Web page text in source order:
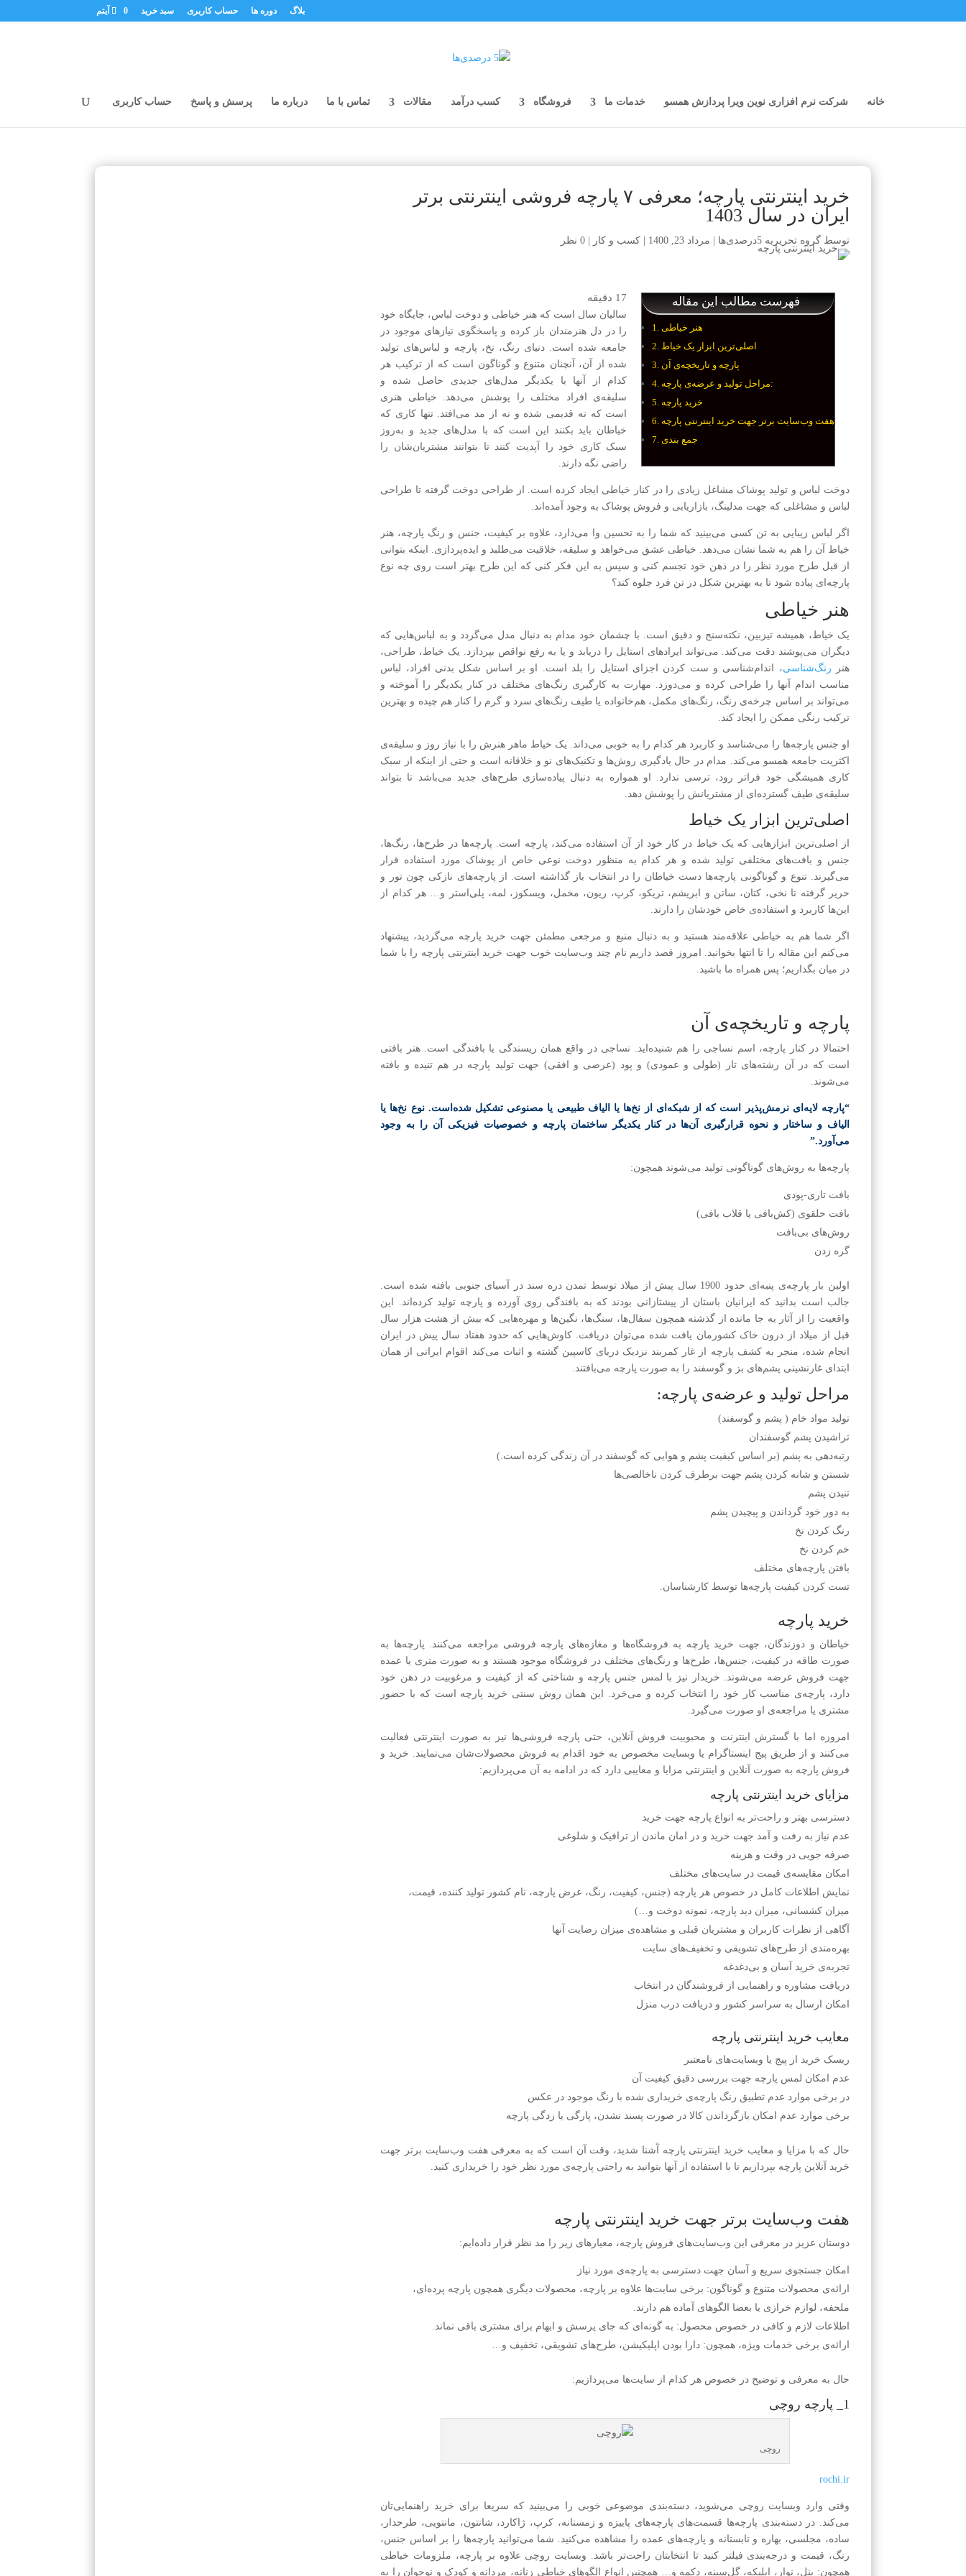
بلاگ دوره ها حساب کاربری سبد خرید 0 آیتم
خانه شرکت نرم افزاری نوین ویرا پردازش همسو خدمات ما فروشگاه کسب درآمد مقالات تماس با ما درباره ما پرسش و پاسخ حساب کاربری
خرید اینترنتی پارچه؛ معرفی ۷ پارچه فروشی اینترنتی برتر
ایران در سال 1403
توسطگروه تحریریه 5درصدی‌ها مرداد 23, 1400 |کسب و کار |0 نظر
فهرست مطالب این مقاله
هنر خیاطی
اصلی‌ترین ابزار یک خیاط
پارچه و تاریخچه‌ی آن
مراحل تولید و عرضه‌ی پارچه:
خرید پارچه
هفت وب‌سایت برتر جهت خرید اینترنتی پارچه
جمع بندی
17 دقیقه
سالیان سال است که هنر خیاطی و دوخت لباس، جایگاه خود
را در دل هنرمندان باز کرده و پاسخگوی نیازهای موجود در
جامعه شده است. دنیای رنگ، نخ، پارچه و لباس‌های تولید
شده از آن، آنچنان متنوع و گوناگون است که از ترکیب هر
کدام از آنها با یکدیگر مدل‌های جدیدی حاصل شده و
سلیقه‌ی افراد مختلف را پوشش می‌دهد. خیاطی هنری
است که نه قدیمی شده و نه از مد می‌افتد. تنها کاری که
خیا‌طان باید بکنند این است که با مدل‌های جدید و به‌روز
سبک‌ کاری خود را آپد‌یت کنند تا بتوانند مشتریان‌شان را
راضی نگه دارند.
دوخت لباس و تولید پوشاک مشاغل زیادی را در کنار خیاطی ایجاد کرده است. از طراحی دوخت گرفته تا طراحی
لباس و مشاغلی که جهت مد‌لینگ، بازاریابی و فروش پوشاک به وجود آمده‌اند.
اگر لباس زیبایی به تن کسی می‌بینید که شما را به تحسین وا می‌دارد، علاوه بر کیفیت، جنس و رنگ پارچه، هنر
خیاط آن را هم به شما نشان می‌دهد. خیاطی عشق می‌خواهد و سلیقه، خلاقیت می‌طلبد و ایده‌پردازی. اینکه بتوانی
از قبل طرح مورد نظر را در ذهن خود تجسم کنی و سپس به این فکر کنی که این طرح بهتر است روی چه نوع
پارچه‌ای پیاده شود تا به بهترین شکل در تن فرد جلوه کند؟
هنر خیاطی
یک خیاط، همیشه تیز‌بین، نکته‌سنج و دقیق است. با چشمان خود مدام به دنبال مدل می‌گردد و به لباس‌هایی که
دیگران می‌پوشند دقت می‌کند. می‌تواند ایراد‌های استا‌یل را دریابد و یا به رفع نواقص بپردازد. یک خیاط، طراحی،
هنر
رنگ‌شناسی، اندام‌شناسی و ست کردن اجزای استا‌یل را بلد است. او بر اساس شکل بدنی افراد، لباس
مناسب اندام آنها را طراحی کرده و می‌دوزد. مهارت به کار‌گیری رنگ‌های مختلف در کنار یکدیگر را آموخته و
می‌تواند بر اساس چرخه‌ی رنگ، رنگ‌های مکمل، هم‌خانواده یا طیف رنگ‌های سرد و گرم را کنار هم چیده و بهترین
ترکیب رنگی ممکن را ایجاد کند.
او جنس پارچه‌ها را می‌شناسد و کاربرد هر کدام را به خوبی می‌داند. یک خیاط ماهر هنرش را با نیاز روز و سلیقه‌ی
اکثریت جامعه همسو می‌کند. مدام در حال یادگیری روش‌ها و تکنیک‌های نو و خلاقانه است و حتی از اینکه از سبک
کاری همیشگی خود فراتر رود، ترسی ندارد. او همواره به دنبال پیاده‌سازی طرح‌های جدید می‌باشد تا بتواند
سلیقه‌ی طیف گسترده‌ای از مشتریانش را پوشش دهد.
اصلی‌ترین ابزار یک خیاط
از اصلی‌ترین ابزارهایی که یک خیاط در کار خود از آن استفاده می‌کند، پارچه است. پارچه‌ها در طرح‌ها، رنگ‌ها،
جنس و بافت‌های مختلفی تولید شده و هر کدام به منظور دوخت نوعی خاص از پوشاک مورد استفاده قرار
می‌گیرند. تنوع و گوناگونی پارچه‌ها دست خیا‌طان را در انتخاب باز گذاشته است. از پارچه‌های نازکی چون تور و
حریر گرفته تا نخی، کتان، ساتن و ابریشم، تریکو، کرپ، ریون، مخمل، ویسکوز، لمه، پلی‌استر و… هر کدام از
این‌ها کاربرد و استفاده‌ی خاص خودشان را دارند.
اگر شما هم به خیاطی علاقه‌مند هستید و به دنبال منبع و مرجعی مطمئن جهت خرید پارچه می‌گردید، پیشنهاد
می‌کنم این مقاله را تا انتها بخوانید. امروز قصد داریم نام چند وب‌سایت خوب جهت خرید اینترنتی پارچه را با شما
در میان بگذاریم؛ پس همراه ما باشید.
پارچه و تاریخچه‌ی آن
احتمالا در کنار پارچه، اسم نساجی را هم شنیده‌اید. نساجی در واقع همان ریسندگی یا بافندگی است. هنر بافتی
است که در آن رشته‌های تار (طولی و عمودی) و پود (عرضی و افقی) جهت تولید پارچه در هم تنیده و بافته
می‌شوند.
“پارچه لایه‌ای نرمش‌پذیر است که از شبکه‌ای از نخ‌ها یا الیاف طبیعی یا مصنوعی تشکیل شده‌است. نوع نخ‌ها یا
الیاف و ساختار و نحوه قرارگیری آن‌ها در کنار یکدیگر ساختمان پارچه و خصوصیات فیزیکی آن را به وجود
می‌آورد.”
پارچه‌ها به روش‌های گوناگونی تولید می‌شوند همچون:
بافت تاری-پودی
بافت حلقوی (کش‌بافی یا قلاب بافی)
روش‌های بی‌بافت
گره زدن
اولین بار پارچه‌ی پنبه‌ای حدود 1900 سال پیش از میلاد توسط تمدن دره سند در آسیای جنوبی بافته شده است.
جالب است بدانید که ایرانیان باستان از پیشتازانی بودند که به بافندگی روی آورده و پارچه تولید کرده‌اند. این
واقعیت را از آثار به جا مانده از گذشته همچون سفال‌ها، سنگ‌ها، نگین‌ها و مهره‌هایی که بیش از هشت هزار سال
قبل از میلاد از درون خاک کشورمان یافت شده می‌توان دریافت. کاوش‌هایی که حدود هفتاد سال پیش در ایران
انجام شده، منجر به کشف پارچه از غار کمربند نزدیک دریای کاسپین گشته و اثبات می‌کند اقوام ایرانی از همان
ابتدای غار‌نشینی پشم‌های بز و گوسفند را به صورت پارچه می‌بافتند.
مراحل تولید و عرضه‌ی پارچه:
تولید مواد خام ( پشم و گوسفند)
تراشیدن پشم گوسفندان
رتبه‌دهی به پشم (بر اساس کیفیت پشم و هوایی که گوسفند در آن زندگی کرده است.)
شستن و شانه کردن پشم جهت برطرف کردن نا‌خالصی‌ها
تنیدن پشم
به دور خود گرداندن و پیچیدن پشم
رنگ کردن نخ
خم کردن نخ
بافتن پارچه‌های مختلف
تست کردن کیفیت پارچه‌ها توسط کارشناسان.
خرید پارچه
خیا‌طان و دوز‌ندگان، جهت خرید پارچه به فروشگاه‌ها و مغازه‌های پارچه فروشی مراجعه می‌کنند. پارچه‌ها به
صورت طاقه در کیفیت، جنس‌ها، طرح‌ها و رنگ‌های مختلف در فروشگاه موجود هستند و به صورت متری یا عمده
جهت فروش عرضه می‌شوند. خریدار نیز با لمس جنس پارچه و شناختی که از کیفیت و مرغوبیت در ذهن خود
دارد، پارچه‌ی مناسب کار خود را انتخاب کرده و می‌خرد. این همان روش سنتی خرید پارچه است که با حضور
مشتری یا مراجعه‌ی او صورت می‌گیرد.
امروزه اما با گسترش اینترنت و محبوبیت فروش آنلاین، حتی پارچه فروشی‌ها نیز به صورت اینترنتی فعالیت
می‌کنند و از طریق پیج اینستاگرام یا وبسایت مخصوص به خود اقدام به فروش محصولات‌شان می‌نمایند. خرید و
فروش پارچه به صورت آنلاین و اینترنتی مزایا و معایبی دارد که در ادامه به آن می‌پردازیم:
مزایای خرید اینترنتی پارچه
دسترسی بهتر و راحت‌تر به انواع پارچه جهت خرید
عدم نیاز به رفت و آمد جهت خرید و در امان ماندن از ترافیک و شلوغی
صرفه جویی در وقت و هزینه
امکان مقایسه‌ی قیمت در سایت‌های مختلف
نمایش اطلاعات کامل در خصوص هر پارچه (جنس، کیفیت، رنگ، عرض پارچه، نام کشور تولید کننده، قیمت،
میزان کشسانی، میزان دید پارچه، نمونه دوخت و…)
آگاهی از نظرات کاربران و مشتریان قبلی و مشاهده‌ی میزان رضایت آنها
بهره‌مندی از طرح‌های تشویقی و تخفیف‌های سایت
تجربه‌ی خرید آسان و بی‌دغدغه
دریافت مشاوره و راهنمایی از فروشندگان در انتخاب
امکان ارسال به سراسر کشور و دریافت درب منزل
معایب خرید اینترنتی پارچه
ریسک خرید از پیج یا وبسایت‌های نا‌معتبر
عدم امکان لمس پارچه جهت بررسی دقیق کیفیت آن
در برخی موارد عدم تطبیق رنگ پارچه‌ی خریداری شده با رنگ موجود در عکس
برخی موارد عدم امکان بازگرداندن کالا در صورت پسند نشدن، پارگی یا زدگی پارچه
حال که با مزایا و معایب خرید اینترنتی پارچه آَشنا شدید، وقت آن است که به معرفی هفت وب‌سایت برتر جهت
خرید آنلاین پارچه بپردازیم تا با استفاده از آنها بتوانید به راحتی پارچه‌ی مورد نظر خود را خریداری کنید.
هفت وب‌سایت برتر جهت خرید اینترنتی پارچه
دوستان عزیز در معرفی این وب‌سایت‌های فروش پارچه، معیارهای زیر را مد نظر قرار داده‌ایم:
امکان جستجوی سریع و آسان جهت دسترسی به پارچه‌ی مورد نیاز
ارائه‌ی محصولات متنوع و گوناگون: برخی سایت‌ها علاوه بر پارچه، محصولات دیگری همچون پارچه پرده‌ای،
ملحفه، لوازم خرازی یا بعضا الگوهای آماده هم دارند.
اطلاعات لازم و کافی در خصوص محصول: به گونه‌ای که جای پرسش و ابهام برای مشتری باقی نماند.
ارائه‌ی برخی خدمات ویژه، همچون: دارا بودن اپلیکیشن، طرح‌های تشویقی، تخفیف و…
حال به معرفی و توضیح در خصوص هر کدام از سایت‌ها می‌پردازیم:
1_ پارچه روچی
روچی
rochi.ir
وقتی وارد وبسایت روچی می‌شوید، دسته‌بندی موضوعی خوبی را می‌بینید که سریعا برای خرید راهنمایی‌تان
می‌کند. در دسته‌بندی پارچه‌ها قسمت‌های پارچه‌های پاییزه و زمستانه، کرپ، ژاکارد، شانتون، مانتویی، طرحدار،
ساده، مجلسی، بهاره و تابستانه و پارچه‌های عمده را مشاهده می‌کنید. شما می‌توانید پارچه‌ها را بر اساس جنس،
رنگ، قیمت و درجه‌بندی فیلتر کنید تا انتخابتان راحت‌تر باشد. وبسایت روچی علاوه بر پارچه، ملزومات خیاطی
همچون: پنل، نوار، اپلیکه، گل‌سینه، دکمه و… همچنین انواع الگوهای خیاطی زنانه، مردانه و کودک و نوجوان را به